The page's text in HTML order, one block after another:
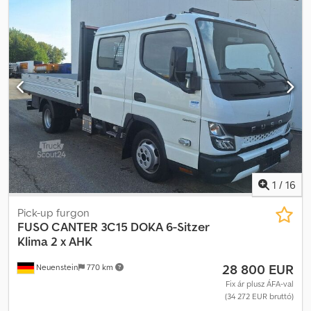
, * 3 oldal billenőplatós * 7,5 tonnás,
komfortfülke, 129 kW, Euro VI OBD Step E * AdBlue tartály borítás
Cjdpfx Absy Tc Nbsforf * Légzsák, vezetőoldali * Vontatóaljzat
elektromos csatlakozással * Canter 469 széria * Korlátozott
zárású differenciálmű * Háromoldalú billenőplató, 3600x2000x400
mm, szimpla fülke * Vezetői komfort-légrugós ülés, vízszintes
rugózás * Automata klíma * MOSOLF, vonófej gömbfej, aljzat
szereléssel * Motorváltozat, Euro VI OBD Step E, Canter * Rádió
Bluetooth-szal * Tengelytáv 2800 mm * Tolatóradar * Több
példány elérhető!!!! * Fűthető visszapillantó tükrök * Stabilisátor
hátsó tengelyen * Hajtott hátsó gumiabroncsok * További
képek/videó WhatsApp-on keresztül
1 / 16
Neuenstein 770 km
Pick-up furgon
FUSOCANTER 3C15 DOKA 6-Sitzer
Klima 2 x AHK
28 800 EUR
Fix ár plusz ÁFA-val
(34 272 EUR bruttó)